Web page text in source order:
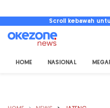
Scroll kebawah
HOME NASIONAL